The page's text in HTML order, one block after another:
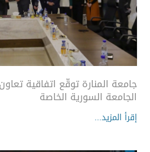
جامعة المنارة توقّع اتفاقية
الجامعة السورية الخاصة
إقرأ المزيد...